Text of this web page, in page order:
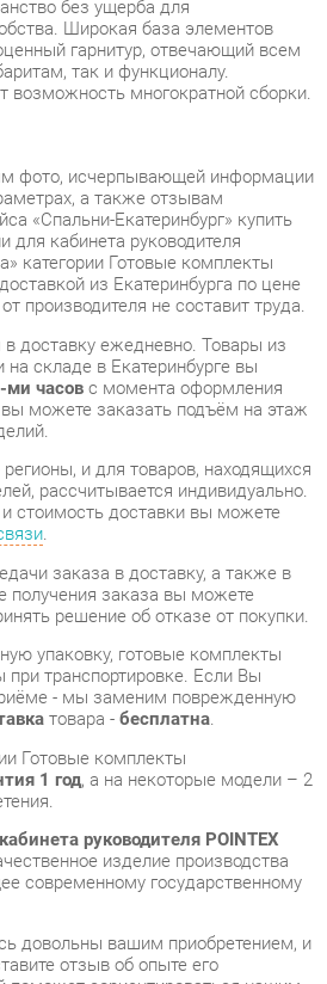
фото, исчерпывающей информации
а также отзывам
«Спальни-Екатеринбург» купить
кабинета руководителя
категории Готовые комплекты
из Екатеринбурга по цене
производителя не составит труда.
ежедневно. Товары из
складе в Екатеринбурге вы
часовс момента оформления
можете заказать подъём на этаж
и для товаров, находящихся
рассчитывается индивидуально.
стоимость доставки вы можете
.
заказа в доставку, а также в
заказа вы можете
решение об отказе от покупки.
упаковку, готовые комплекты
транспортировке. Если Вы
- мы заменим поврежденную
товара -бесплатна.
Готовые комплекты
руководителя POINTEX
изделие производства
довольны вашим приобретением, и
сориентироваться нашим
получить развёрнутую
продукции вы можете по
и через мессенджеры